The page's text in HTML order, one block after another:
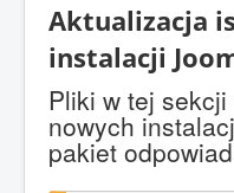
Aktualizacja
instalacji
Pliki w tej
nowych
pakiet